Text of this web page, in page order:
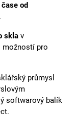
od
.
skla v
možností pro
průmysl
softwarový balík